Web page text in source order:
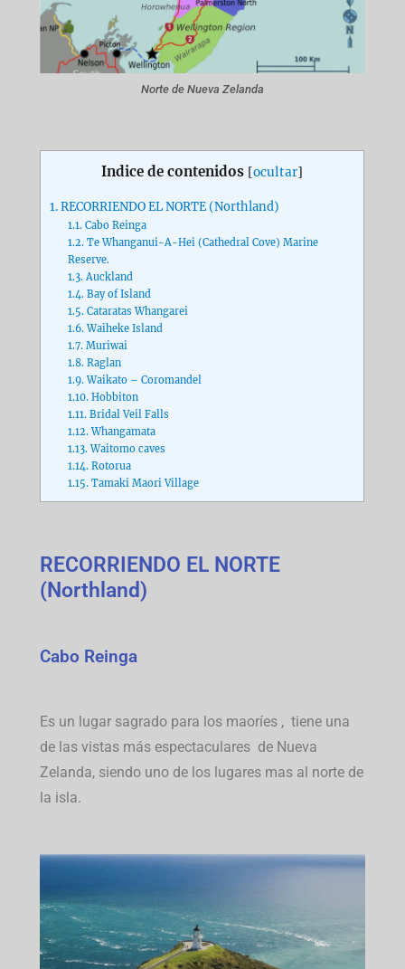
Norte de Nueva Zelanda
Indice de contenidos [ocultar]
1.RECORRIENDO EL NORTE (Northland)
1.1. Cabo Reinga
1.2. Te Whanganui-A-Hei (Cathedral Cove) Marine
Reserve.
1.3. Auckland
1.4. Bay of Island
1.5. Cataratas Whangarei
1.6. Waiheke Island
1.7. Muriwai
1.8. Raglan
1.9. Waikato – Coromandel
1.10. Hobbiton
1.11. Bridal Veil Falls
1.12. Whangamata
1.13. Waitomo caves
1.14. Rotorua
1.15. Tamaki Maori Village
RECORRIENDO EL NORTE
(Northland)
Cabo Reinga
Es un lugar sagrado para los maoríes , tiene una
de las vistas más espectaculares de Nueva
Zelanda, siendo uno de los lugares mas al norte de
la isla.